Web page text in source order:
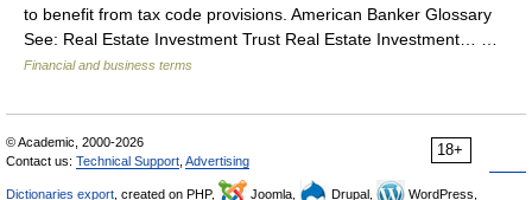
to benefit from tax code provisions. American Banker Glossary
See: Real Estate Investment Trust Real Estate Investment… …
Financial and business terms
18+
© Academic, 2000-2026
Contact us: Technical Support Advertising
Dictionaries export , created on PHP, Joomla, Drupal,
WordPress,